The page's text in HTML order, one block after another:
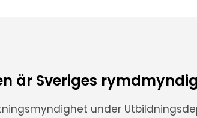
är Sveriges
under